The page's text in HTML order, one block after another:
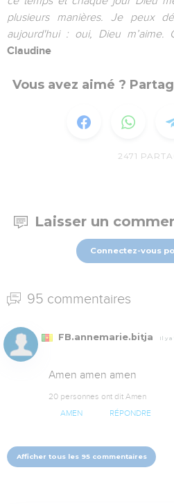
plusieurs manières. Je peux
aujourd'hui : oui, Dieu m’aime.
Claudine
Vous avez aimé ?
2471
Laisser un
Connectez-vous
95 commentaires
FB.annemarie.bitja Il y
Amen amen amen
20 personnes ont dit Amen
AMEN RÉPONDRE
Afficher tous les 95 commentaires